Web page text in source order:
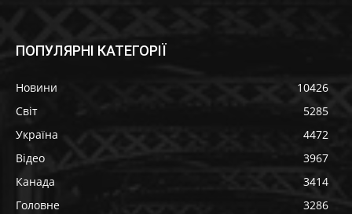
ПОПУЛЯРНІ КАТЕГОРІЇ
Новини
10426
Світ
5285
Україна
4472
Відео
3967
Канада
3414
Головне
3286